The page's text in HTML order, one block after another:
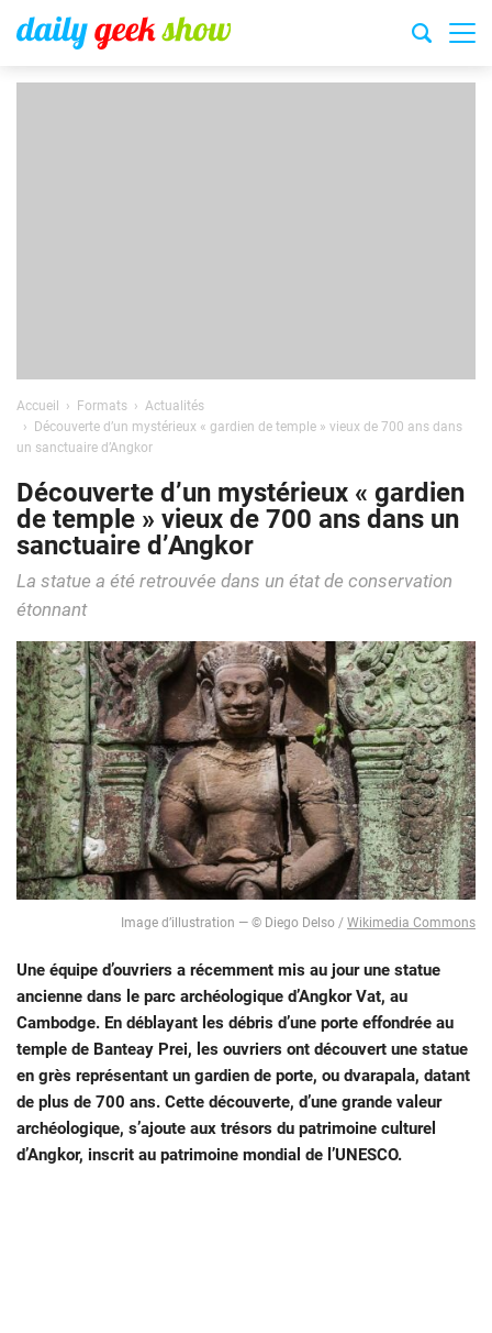
Accueil Formats
Actualités
Découverte d’un mystérieux « gardien de temple » vieux de 700 ans dans
un sanctuaire d’Angkor
Découverte d’un mystérieux « gardien
de temple » vieux de 700 ans dans un
sanctuaire d’Angkor
La statue a été retrouvée dans un état de conservation
étonnant
Image d’illustration — © Diego Delso / Wikimedia Commons
Une équipe d’ouvriers a récemment mis au jour une statue
ancienne dans le parc archéologique d’Angkor Vat, au
Cambodge. En déblayant les débris d’une porte effondrée au
temple de Banteay Prei, les ouvriers ont découvert une statue
en grès représentant un gardien de porte, ou dvarapala, datant
de plus de 700 ans. Cette découverte, d’une grande valeur
archéologique, s’ajoute aux trésors du patrimoine culturel
d’Angkor, inscrit au patrimoine mondial de l’UNESCO.